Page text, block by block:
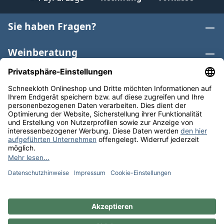
Sie haben Fragen?
Weinberatung
Informationen
Weinkategorien
Internationaler Wein
* Alle Preise inkl. gesetzl. Mehrwertsteuer zzgl.
anders angegeben. Bioprodukte im Bio-Kontrollverfahren
** Kostenfreie Lieferung ab 75 € Bestellwert in DE. Werktags